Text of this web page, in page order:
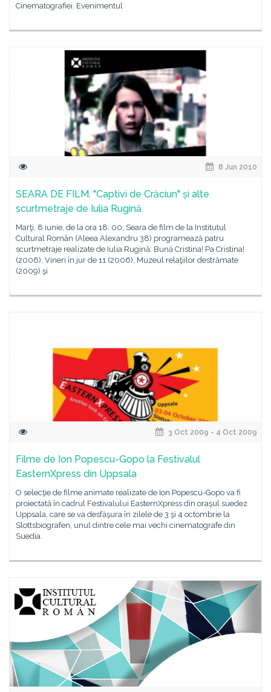
Cinematografiei. Evenimentul
8 Jun 2010
SEARA DE FILM. "Captivi de Crăciun" și alte
scurtmetraje de Iulia Rugină
Marţi, 8 iunie, de la ora 18. 00, Seara de film de la Institutul
Cultural Român (Aleea Alexandru 38) programează patru
scurtmetraje realizate de Iulia Rugină: Bună Cristina! Pa Cristina!
(2006), Vineri în jur de 11 (2006), Muzeul relaţiilor destrămate
(2009) şi
3 Oct 2009 - 4 Oct 2009
Filme de Ion Popescu-Gopo la Festivalul
EasternXpress din Uppsala
O selecţie de filme animate realizate de Ion Popescu-Gopo va fi
proiectată în cadrul Festivalului EasternXpress din oraşul suedez
Uppsala, care se va desfăşura în zilele de 3 şi 4 octombrie la
Slottsbiografen, unul dintre cele mai vechi cinematografe din
Suedia.